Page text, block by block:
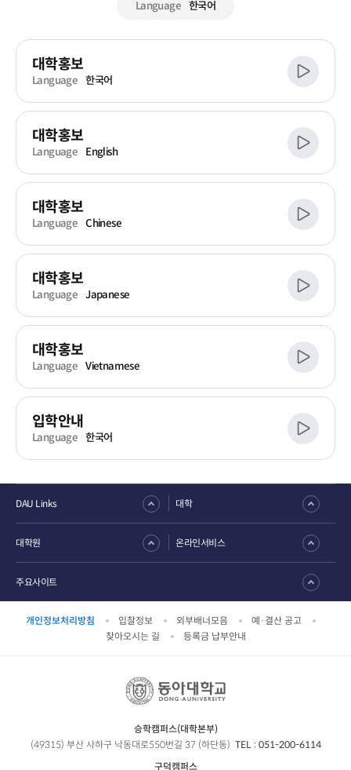
Language 한국어
대학홍보
Language 한국어
대학홍보
Language English
대학홍보
Language Chinese
대학홍보
Language Japanese
대학홍보
Language Vietnamese
입학안내
Language 한국어
개인정보처리방침 입찰정보 외부배너모음
예·결산 공고
찾아오시는 길
등록금 납부안내
DAU Links 대학
대학원 온라인서비스
주요사이트
승학캠퍼스(대학본부)
(49315) 부산 사하구 낙동대로550번길 37 (하단동) TEL : 051-200-6114
구덕캠퍼스